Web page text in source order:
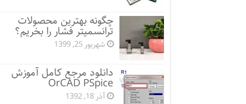
چگونه بهترین محصولات
ترانسمیتر فشار را بخریم؟
شهریور 25, 1399
دانلود مرجع کامل آموزش
OrCAD PSpice
آذر 18, 1392